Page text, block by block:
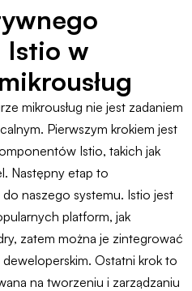
Istio w
mikrousług nie jest zadaniem
Pierwszym krokiem jest
Istio, takich jak
Następny etap to
naszego systemu. Istio jest
platform, jak
zatem można je zintegrować
Ostatni krok to
na tworzeniu i zarządzaniu